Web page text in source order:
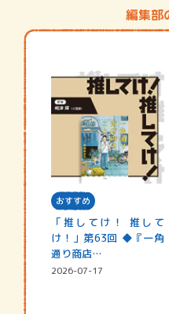
編集部
おすすめ
「推してけ！ 推して
け！」第63回 ◆『一角
通り商店…
2026-07-17